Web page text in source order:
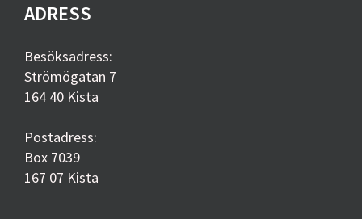
ADRESS
Besöksadress:
Strömögatan 7
164 40 Kista
Postadress:
Box 7039
167 07 Kista